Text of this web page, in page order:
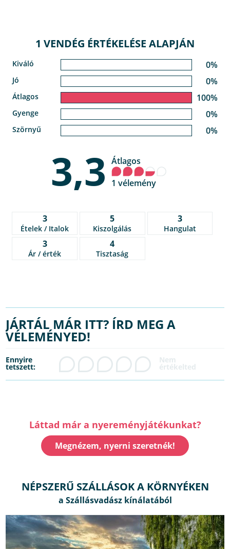
1 VENDÉG ÉRTÉKELÉSE ALAPJÁN
Kiváló 0%
Jó 0%
Átlagos 100%
Gyenge 0%
Szörnyű 0%
3,3 Átlagos
1 vélemény
3
Ételek / Italok
5
Kiszolgálás
3
Hangulat
3
Ár / érték
4
Tisztaság
JÁRTÁL MÁR ITT? ÍRD MEG A
VÉLEMÉNYED!
Ennyire
tetszett:
Láttad már a nyereményjátékunkat?
Megnézem, nyerni szeretnék!
NÉPSZERŰ SZÁLLÁSOK A KÖRNYÉKEN